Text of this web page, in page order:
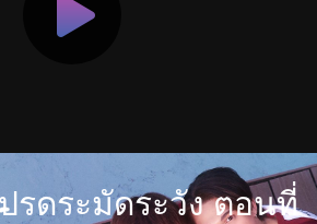
รดระมัดระวัง ตอนที่